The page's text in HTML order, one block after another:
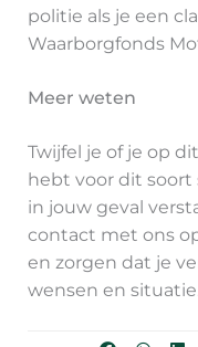
politie als je een
Waarborgfonds
Meer weten
Twijfel je of je op
hebt voor dit soort
in jouw geval
contact met ons
en zorgen dat je
wensen en situatie.